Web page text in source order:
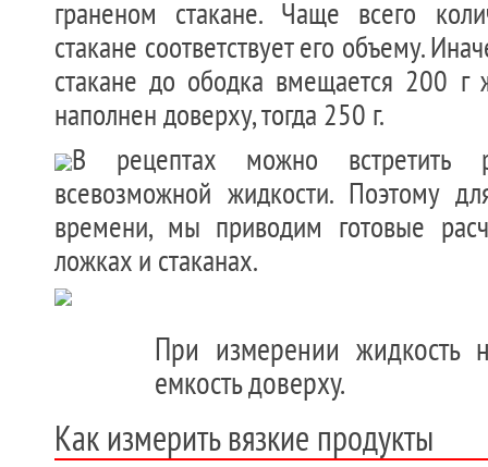
граненом стакане. Чаще всего
стакане соответствует его объему.
стакане до ободка вмещается 200 г
наполнен доверху, тогда 250 г.
В рецептах можно встретить
всевозможной жидкости. Поэтому
времени, мы приводим готовые
ложках и стаканах.
При измерении жидкость
емкость доверху.
Как измерить вязкие продукты